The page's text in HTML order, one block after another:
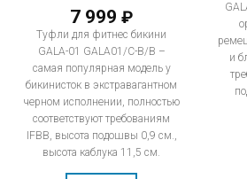
7 999 ₽
Туфли для фитнес бикини
GALA-01 GALA01/C-B/B –
самая популярная модель у
бикинисток в экстравагантном
черном исполнении, полностью
соответствуют требованиям
IFBB, высота подошвы 0,9 см.,
высота каблука 11,5 см.
и